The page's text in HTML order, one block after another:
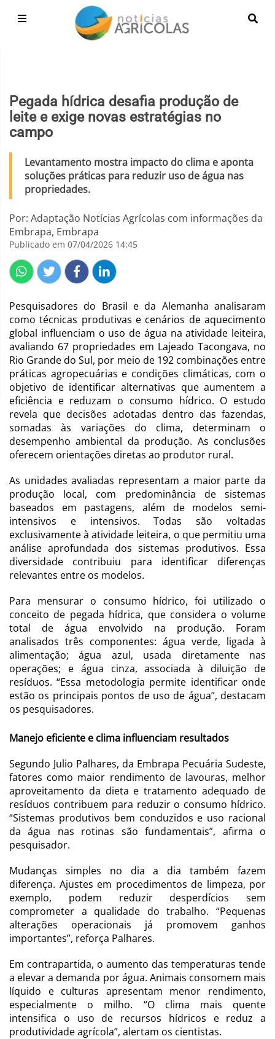
Pegada hídrica desafia produção de
leite e exige novas estratégias no
campo
Levantamento mostra impacto do clima e aponta
soluções práticas para reduzir uso de água nas
propriedades.
Por: Adaptação Notícias Agrícolas com informações da
Embrapa, Embrapa
Publicado em 07/04/2026 14:45
Pesquisadores do Brasil e da Alemanha analisaram
como técnicas produtivas e cenários de aquecimento
global influenciam o uso de água na atividade leiteira,
avaliando 67 propriedades em Lajeado Tacongava, no
Rio Grande do Sul, por meio de 192 combinações entre
práticas agropecuárias e condições climáticas, com o
objetivo de identificar alternativas que aumentem a
eficiência e reduzam o consumo hídrico. O estudo
revela que decisões adotadas dentro das fazendas,
somadas às variações do clima, determinam o
desempenho ambiental da produção. As conclusões
oferecem orientações diretas ao produtor rural.
As unidades avaliadas representam a maior parte da
produção local, com predominância de sistemas
baseados em pastagens, além de modelos semi-
intensivos e intensivos. Todas são voltadas
exclusivamente à atividade leiteira, o que permitiu uma
análise aprofundada dos sistemas produtivos. Essa
diversidade contribuiu para identificar diferenças
relevantes entre os modelos.
Para mensurar o consumo hídrico, foi utilizado o
conceito de pegada hídrica, que considera o volume
total de água envolvido na produção. Foram
analisados três componentes: água verde, ligada à
alimentação; água azul, usada diretamente nas
operações; e água cinza, associada à diluição de
resíduos. “Essa metodologia permite identificar onde
estão os principais pontos de uso de água”, destacam
os pesquisadores.
Manejo eficiente e clima influenciam resultados
Segundo Julio Palhares, da Embrapa Pecuária Sudeste,
fatores como maior rendimento de lavouras, melhor
aproveitamento da dieta e tratamento adequado de
resíduos contribuem para reduzir o consumo hídrico.
“Sistemas produtivos bem conduzidos e uso racional
da água nas rotinas são fundamentais”, afirma o
pesquisador.
Mudanças simples no dia a dia também fazem
diferença. Ajustes em procedimentos de limpeza, por
exemplo, podem reduzir desperdícios sem
comprometer a qualidade do trabalho. “Pequenas
alterações operacionais já promovem ganhos
importantes”, reforça Palhares.
Em contrapartida, o aumento das temperaturas tende
a elevar a demanda por água. Animais consomem mais
líquido e culturas apresentam menor rendimento,
especialmente o milho. “O clima mais quente
intensifica o uso de recursos hídricos e reduz a
produtividade agrícola”, alertam os cientistas.